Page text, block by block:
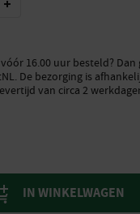
16.00 uur besteld?
De bezorging is
van circa 2
IN WINKELWAGEN